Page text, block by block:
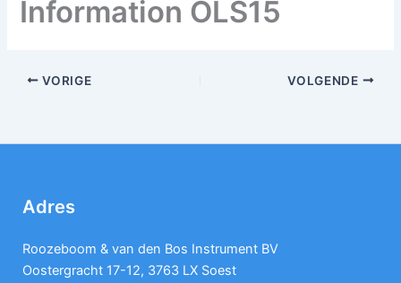
Information OLS15
VORIGE VOLGENDE
Adres
Roozeboom & van den Bos Instrument BV
Oostergracht 17-12, 3763 LX Soest